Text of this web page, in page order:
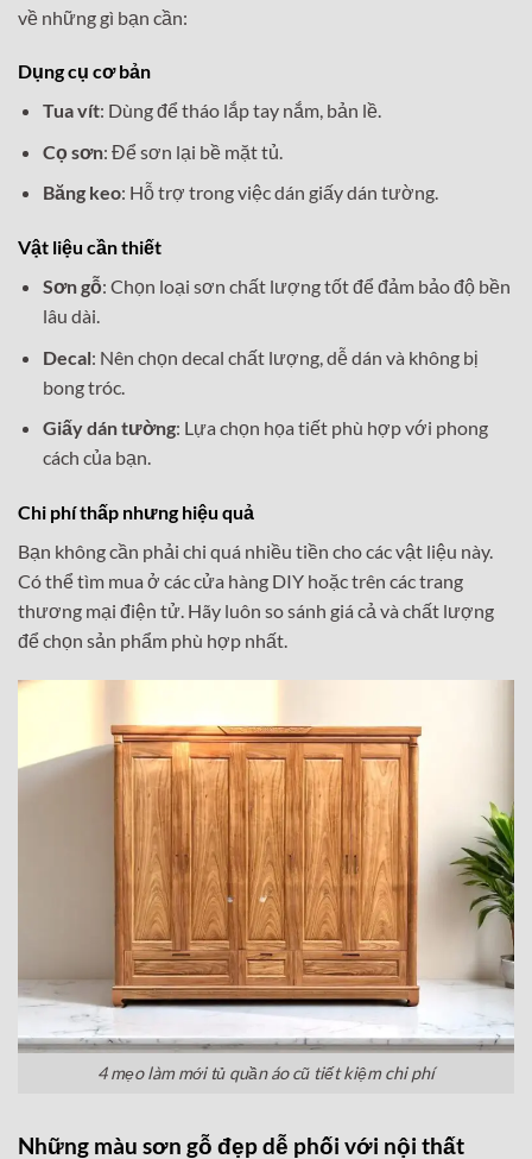
về những gì bạn cần:
Dụng cụ cơ bản
Tua vít: Dùng để tháo lắp tay nắm, bản lề.
Cọ sơn: Để sơn lại bề mặt tủ.
Băng keo: Hỗ trợ trong việc dán giấy dán tường.
Vật liệu cần thiết
Sơn gỗ: Chọn loại sơn chất lượng tốt để đảm bảo độ bền
lâu dài.
Decal: Nên chọn decal chất lượng, dễ dán và không bị
bong tróc.
Giấy dán tường: Lựa chọn họa tiết phù hợp với phong
cách của bạn.
Chi phí thấp nhưng hiệu quả
Bạn không cần phải chi quá nhiều tiền cho các vật liệu này.
Có thể tìm mua ở các cửa hàng DIY hoặc trên các trang
thương mại điện tử. Hãy luôn so sánh giá cả và chất lượng
để chọn sản phẩm phù hợp nhất.
4 mẹo làm mới tủ quần áo cũ tiết kiệm chi phí
Những màu sơn gỗ đẹp dễ phối với nội thất